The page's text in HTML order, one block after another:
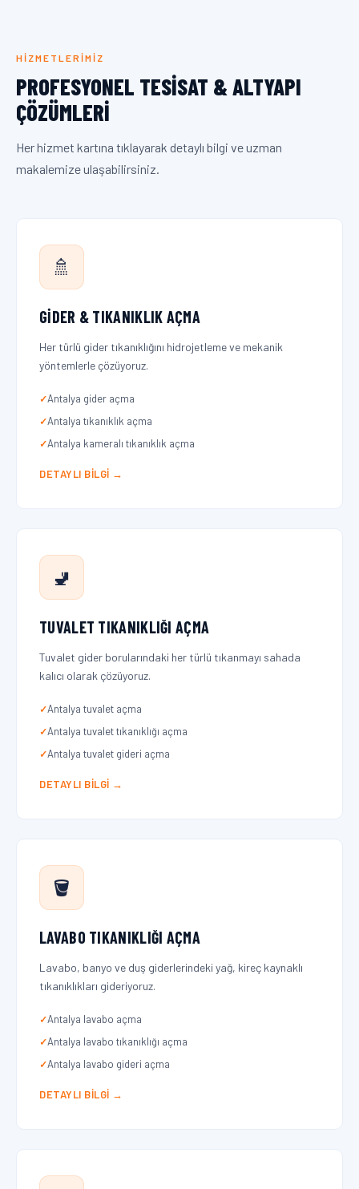
HIZMETLERIMIZ
PROFESYONEL TESISAT & ALTYAPI
ÇÖZÜMLERI
Her hizmet kartına tıklayarak detaylı bilgi ve uzman
makalemize ulaşabilirsiniz.
🚿
GIDER & TIKANIKLIK AÇMA
Her türlü gider tıkanıklığını hidrojetleme ve mekanik
yöntemlerle çözüyoruz.
Antalya gider açma
Antalya tıkanıklık açma
Antalya kameralı tıkanıklık açma
DETAYLI BILGI →
🚽
TUVALET TIKANIKLIĞI AÇMA
Tuvalet gider borularındaki her türlü tıkanmayı sahada
kalıcı olarak çözüyoruz.
Antalya tuvalet açma
Antalya tuvalet tıkanıklığı açma
Antalya tuvalet gideri açma
DETAYLI BILGI →
🪣
LAVABO TIKANIKLIĞI AÇMA
Lavabo, banyo ve duş giderlerindeki yağ, kireç kaynaklı
tıkanıklıkları gideriyoruz.
Antalya lavabo açma
Antalya lavabo tıkanıklığı açma
Antalya lavabo gideri açma
DETAYLI BILGI →